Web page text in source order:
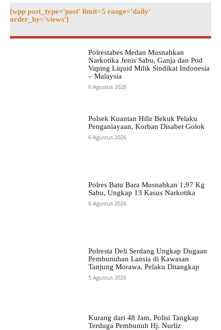
[wpp post_type='post' limit=5 range='daily'
order_by='views']
Polrestabes Medan Musnahkan
Narkotika Jenis Sabu, Ganja dan Pod
Vaping Liquid Milik Sindikat Indonesia
– Malaysia
6 Agustus 2026
Polsek Kuantan Hilir Bekuk Pelaku
Penganiayaan, Korban Disabet Golok
6 Agustus 2026
Polres Batu Bara Musnahkan 1,97 Kg
Sabu, Ungkap 13 Kasus Narkotika
6 Agustus 2026
Polresta Deli Serdang Ungkap Dugaan
Pembunuhan Lansia di Kawasan
Tanjung Morawa, Pelaku Ditangkap
5 Agustus 2026
Kurang dari 48 Jam, Polisi Tangkap
Terduga Pembunuh Hj. Nurliz